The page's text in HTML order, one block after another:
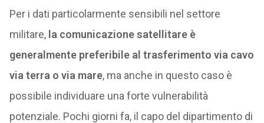
Per i dati particolarmente sensibili nel settore
militare, la comunicazione satellitare è
generalmente preferibile al trasferimento via cavo
via terra o via mare, ma anche in questo caso è
possibile individuare una forte vulnerabilità
potenziale. Pochi giorni fa, il capo del dipartimento di